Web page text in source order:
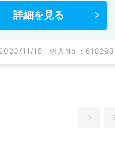
詳細を 見る
11/15 求人No. : 618293